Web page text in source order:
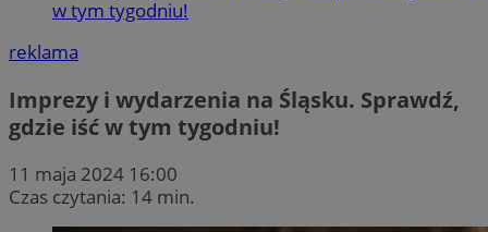
w tym tygodniu!
reklama
Imprezy i wydarzenia na Śląsku. Sprawdź,
gdzie iść w tym tygodniu!
11 maja 2024 16:00
Czas czytania: 14 min.